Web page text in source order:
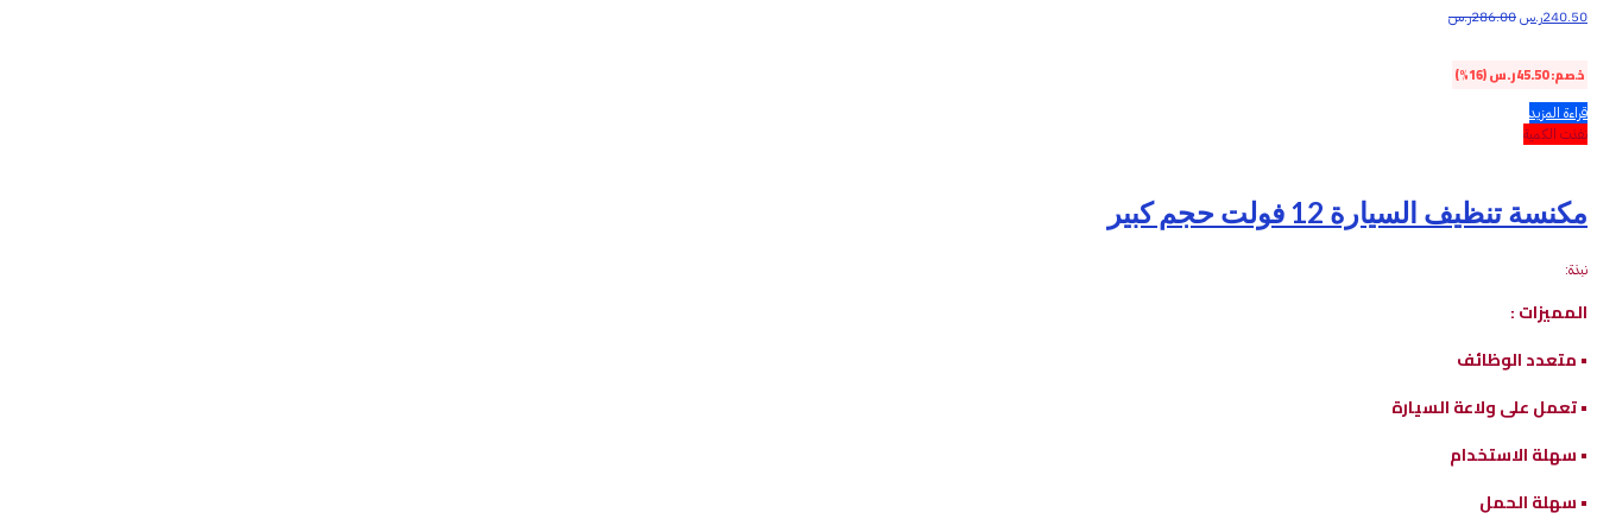
240.50ر.س286.00ر.س
خصم:45.50ر.س(16%)
قراءة المزيد
نفذت الكمية
مكنسة تنظيف السيارة 12 فولت حجم كبير
نبذة:
المميزات :
• متعدد الوظائف
• تعمل على ولاعة السيارة
• سهلة الاستخدام
• سهلة الحمل